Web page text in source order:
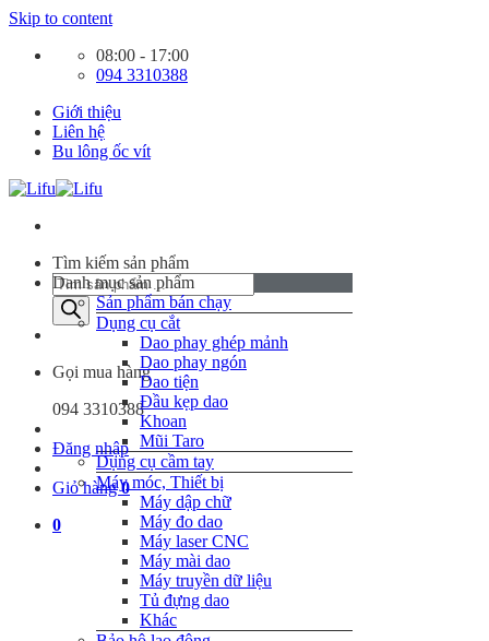
Skip to content
08:00 - 17:00
094 3310388
Giới thiệu
Liên hệ
Bu lông ốc vít
Tìm kiếm sản phẩm
Gọi mua hàng
094 3310388
Đăng nhập
Giỏ hàng0
0
Danh mục sản phẩm
Sản phẩm bán chạy
Dụng cụ cắt
Dao phay ghép mảnh
Dao phay ngón
Dao tiện
Đầu kẹp dao
Khoan
Mũi Taro
Dụng cụ cầm tay
Máy móc, Thiết bị
Máy dập chữ
Máy đo dao
Máy laser CNC
Máy mài dao
Máy truyền dữ liệu
Tủ đựng dao
Khác